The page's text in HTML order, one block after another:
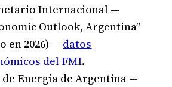
Internacional —
Outlook, Argentina”
en 2026) — datos
del FMI.
Energía de Argentina —